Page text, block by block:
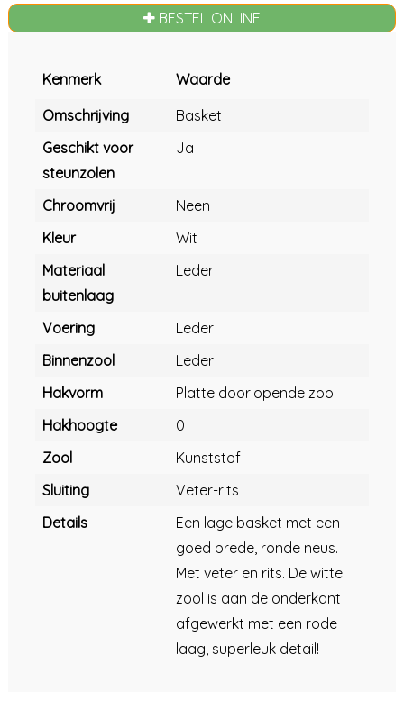
BESTEL ONLINE
Kenmerk
Waarde
Omschrijving
Basket
Geschikt voor
steunzolen
Ja
Chroomvrij
Neen
Kleur
Wit
Materiaal
buitenlaag
Leder
Voering
Leder
Binnenzool
Leder
Hakvorm
Platte doorlopende zool
Hakhoogte
0
Zool
Kunststof
Sluiting
Veter-rits
Details
Een lage basket met een
goed brede, ronde neus.
Met veter en rits. De witte
zool is aan de onderkant
afgewerkt met een rode
laag, superleuk detail!